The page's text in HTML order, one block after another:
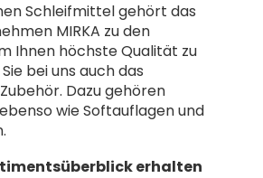
Schleifmittel gehört das
MIRKA zu den
Ihnen höchste Qualität zu
bei uns auch das
Dazu gehören
wie Softauflagen und
erhalten